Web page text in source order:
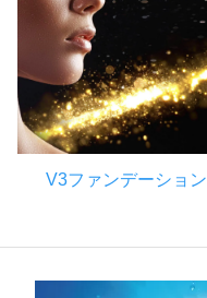
V3ファンデーション